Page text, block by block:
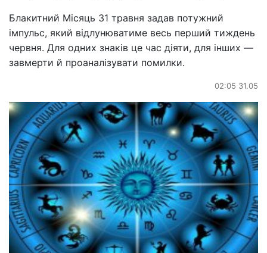
Блакитний Місяць 31 травня задав потужний
імпульс, який відлунюватиме весь перший тиждень
червня. Для одних знаків це час діяти, для інших —
завмерти й проаналізувати помилки.
02:05 31.05